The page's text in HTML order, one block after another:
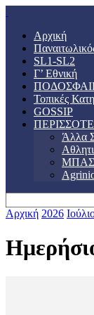
Αρχική
SL1-SL2
Γ’ Εθνική
Τοπικές
GOSSIP
Άλλα
Αρχική 2026